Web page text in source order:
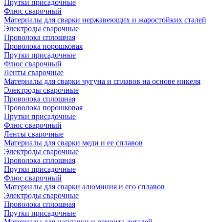
Прутки присадочные
Флюс сварочный
Материалы для сварки нержавеющих и жаростойких сталей
Электроды сварочные
Проволока сплошная
Проволока порошковая
Прутки присадочные
Флюс сварочный
Ленты сварочные
Материалы для сварки чугуна и сплавов на основе никеля
Электроды сварочные
Проволока сплошная
Проволока порошковая
Прутки присадочные
Флюс сварочный
Ленты сварочные
Материалы для сварки меди и ее сплавов
Электроды сварочные
Проволока сплошная
Прутки присадочные
Флюс сварочный
Материалы для сварки алюминия и его сплавов
Электроды сварочные
Проволока сплошная
Прутки присадочные